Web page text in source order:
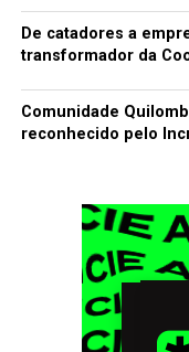
De catadores a
transformador da
Comunidade
reconhecido pelo